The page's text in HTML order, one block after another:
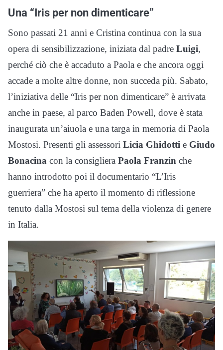
Una “Iris per non dimenticare”
Sono passati 21 anni e Cristina continua con la sua
opera di sensibilizzazione, iniziata dal padre Luigi,
perché ciò che è accaduto a Paola e che ancora oggi
accade a molte altre donne, non succeda più. Sabato,
l’iniziativa delle “Iris per non dimenticare” è arrivata
anche in paese, al parco Baden Powell, dove è stata
inaugurata un’aiuola e una targa in memoria di Paola
Mostosi. Presenti gli assessori Licia Ghidotti e Giudo
Bonacina con la consigliera Paola Franzin che
hanno introdotto poi il documentario “L’Iris
guerriera” che ha aperto il momento di riflessione
tenuto dalla Mostosi sul tema della violenza di genere
in Italia.